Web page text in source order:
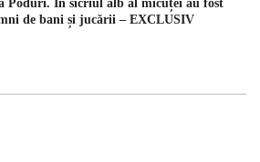
Poduri. În sicriul alb al micuței au fost
de bani și jucării – EXCLUSIV